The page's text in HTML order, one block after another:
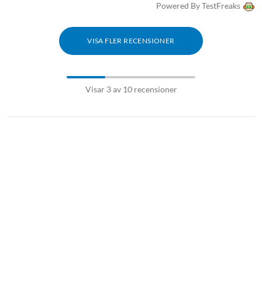
Powered By TestFreaks
VISA FLER RECENSIONER
Visar 3 av 10 recensioner